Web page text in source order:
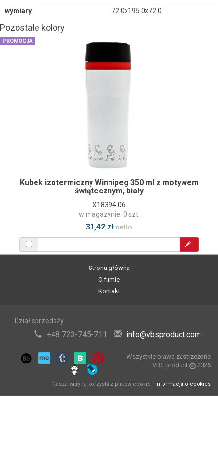
wymiary
72.0x195.0x72.0
Pozostałe kolory
PROMOCJA
Kubek izotermiczny Winnipeg 350 ml z motywem
świątecznym, biały
X18394.06
w magazynie: 0 szt.
31,42 zł netto
Strona główna
O firmie
Kontakt
Dział sprzedaży
+48 723-745-711 info@vbsproduct.com
Wszystkie prawa zastrzeżone
VBS product
2026
Nasza witryna korzysta z plików cookie | Informacja o cookies